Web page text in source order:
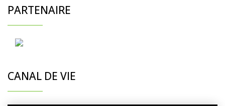
PARTENAIRE
CANAL DE VIE